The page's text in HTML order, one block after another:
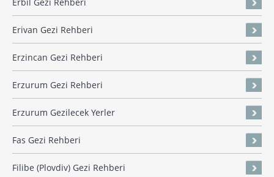
Erivan Gezi Rehberi
Erzincan Gezi Rehberi
Erzurum Gezi Rehberi
Erzurum Gezilecek Yerler
Fas Gezi Rehberi
Filibe (Plovdiv) Gezi Rehberi